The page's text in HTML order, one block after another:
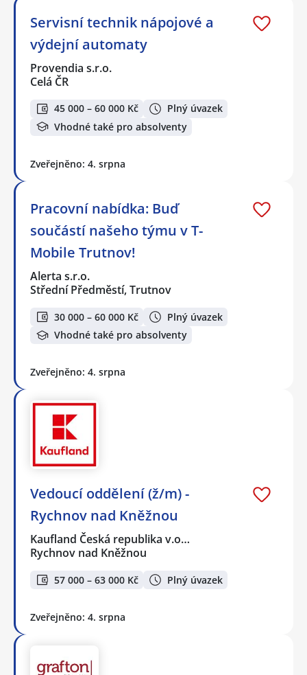
Servisní technik nápojové a
výdejní automaty
Provendia s.r.o.
Celá ČR
45 000 – 60 000 Kč
Plný úvazek
Vhodné také pro absolventy
Zveřejněno: 4. srpna
Pracovní nabídka: Buď
součástí našeho týmu v T-
Mobile Trutnov!
Alerta s.r.o.
Střední Předměstí, Trutnov
30 000 – 60 000 Kč
Plný úvazek
Vhodné také pro absolventy
Zveřejněno: 4. srpna
Vedoucí oddělení (ž/m) -
Rychnov nad Kněžnou
Kaufland Česká republika v.o…
Rychnov nad Kněžnou
57 000 – 63 000 Kč Plný úvazek
Zveřejněno: 4. srpna